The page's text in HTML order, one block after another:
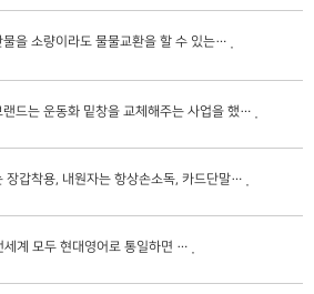
물을 소량이라도 물물교환을 할 수 있는…
랜드는 운동화 밑창을 교체해주는 사업을 했…
장갑착용, 내원자는 항상손소독, 카드단말…
세계 모두 현대영어로 통일하면 …